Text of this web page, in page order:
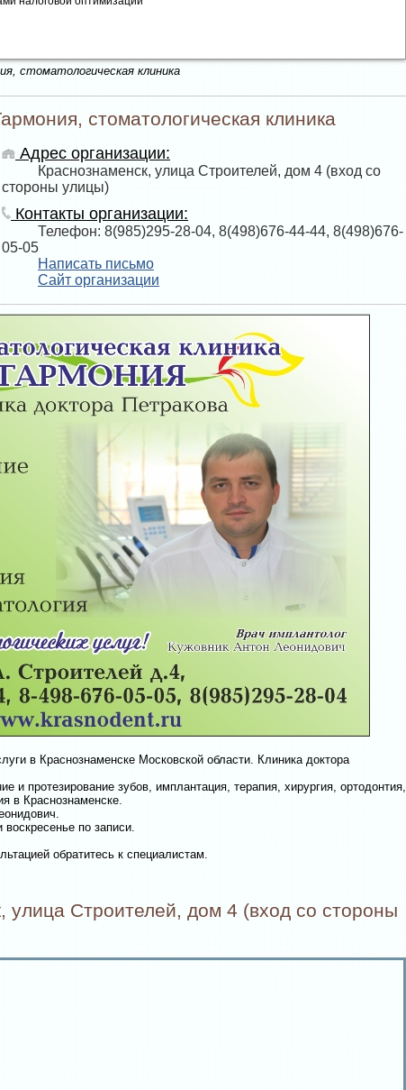
стоматологическая клиника
стоматологическая клиника
Адрес организации:
Краснознаменск, улица Строителей, дом 4 (вход со
стороны улицы)
Контакты организации:
Телефон: 8(985)295-28-04, 8(498)676-44-44, 8(498)676-
05-05
Написать письмо
Сайт организации
в Краснознаменске Московской области. Клиника доктора
и протезирование зубов, имплантация, терапия, хирургия, ортодонтия,
в Краснознаменске.
по записи.
обратитесь к специалистам.
улица Строителей, дом 4 (вход со стороны